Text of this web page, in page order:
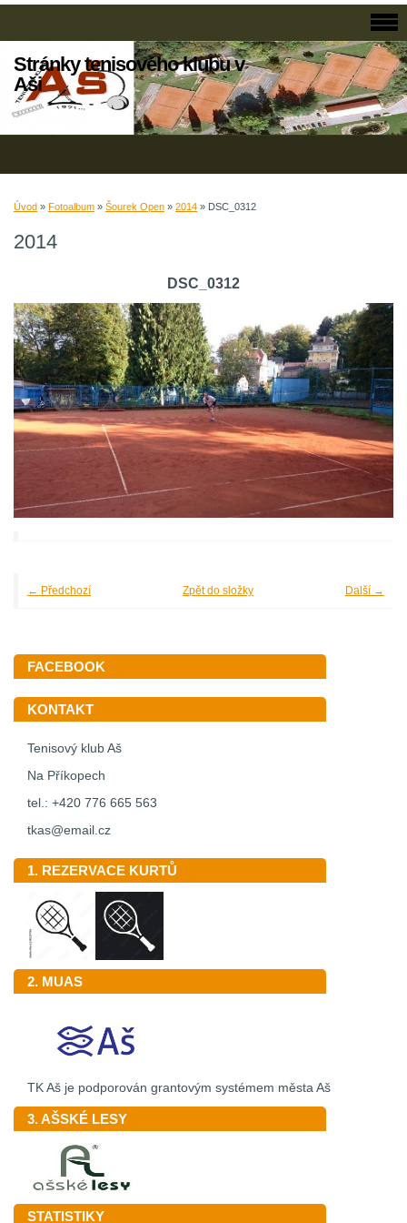
Stránky tenisového klubu v
Aši
Úvod » Fotoalbum » Šourek Open » 2014 » DSC_0312
2014
DSC_0312
← Předchozí Další →
Zpět do složky
FACEBOOK
KONTAKT
Tenisový klub Aš
Na Příkopech
tel.: +420 776 665 563
tkas@email.cz
1. REZERVACE KURTŮ
2. MUAS
TK Aš je podporován grantovým systémem města Aš
3. AŠSKÉ LESY
STATISTIKY